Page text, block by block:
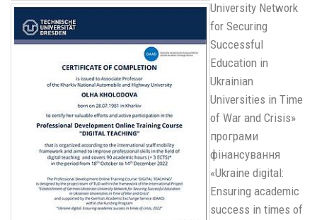
University Network
for Securing
Successful
Education in
Ukrainian
Universities in Time
of War and Crisis»
програми
фінансування
«Ukraine digital:
Ensuring academic
success in times of